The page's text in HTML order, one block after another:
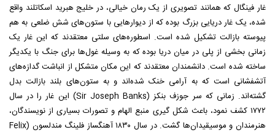
غار فینگال که همانند تصویری از یک رمان خیالی، در خلیج هبرید اسکاتلند واقع
شده، یک غار دریایی بزرگ بوده که از دیوارهایی با ستون‌های شش ضلعی به هم
پیوسته بازالت تشکیل شده است. اسطوره‌های سلتی معتقدند که این غار یک
زمانی بخشی از پلی در میان دریا بوده که به وسیله غول‌ها برای جنگ با یکدیگر
ساخته شده است. دانشمندان معتقدند که این مکان متشکل از انباشت گدازه‌های
آتشفشانی است که به آرامی خنک شده‌اند و به ستون‌های بلند بازالت بدل
گشته‌اند. زمانی که سر جوزف بنکز (Sir Joseph Banks) این غار را در سال
۱۷۷۲ کشف نمود، باعث شکل گیری منبع الهام و تصورات بسیاری از نویسندگان،
هنرمندان و موسیقیدان‌ها گشت. در سال ۱۸۳۰ آهنگساز فلینگ مندلسون (Felix